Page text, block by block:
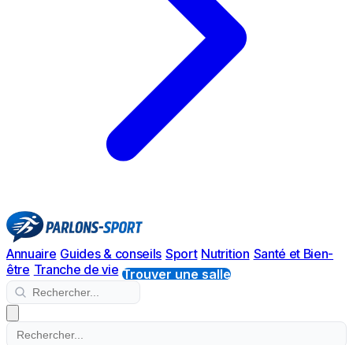
Annuaire Guides & conseils Sport Nutrition Santé et Bien-
être Tranche de vie Trouver une salle